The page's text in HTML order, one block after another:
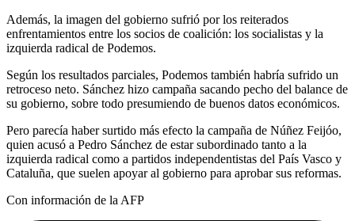
Además, la imagen del gobierno sufrió por los reiterados
enfrentamientos entre los socios de coalición: los socialistas y la
izquierda radical de Podemos.
Según los resultados parciales, Podemos también habría sufrido un
retroceso neto. Sánchez hizo campaña sacando pecho del balance de
su gobierno, sobre todo presumiendo de buenos datos económicos.
Pero parecía haber surtido más efecto la campaña de Núñez Feijóo,
quien acusó a Pedro Sánchez de estar subordinado tanto a la
izquierda radical como a partidos independentistas del País Vasco y
Cataluña, que suelen apoyar al gobierno para aprobar sus reformas.
Con información de la AFP